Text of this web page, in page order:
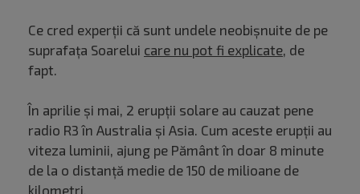
Ce cred experții că sunt undele neobișnuite de pe
suprafața Soarelui care nu pot fi explicate, de
fapt.
În aprilie și mai, 2 erupții solare au cauzat pene
radio R3 în Australia și Asia. Cum aceste erupții au
viteza luminii, ajung pe Pământ în doar 8 minute
de la o distanță medie de 150 de milioane de
kilometri.